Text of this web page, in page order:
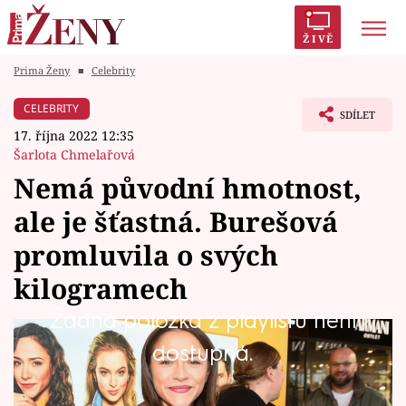
ŽIVĚ
Módní alarm
Témata
Celebrity
Vztahy
Seriály
Prima Ženy ■ Celebrity
CELEBRITY
17. října 2022 12:35
Šarlota Chmelařová
SDÍLET
Nemá původní hmotnost,
ale je šťastná. Burešová
promluvila o svých
kilogramech
Žádná položka z playlistu není
dostupná.
Herečka Eva Burešová (29) nedávno přivedla
na svět druhého syna Tristana Williama,
kterého má s přítelem, šéfkuchařem